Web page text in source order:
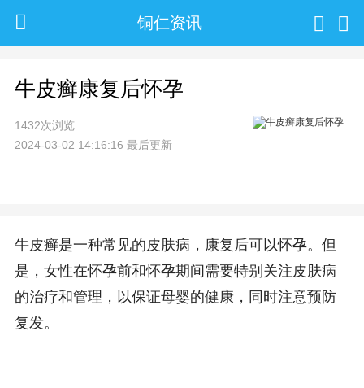
铜仁资讯
牛皮癣康复后怀孕
1432次浏览
2024-03-02 14:16:16 最后更新
牛皮癣是一种常见的皮肤病，康复后可以怀孕。但
是，女性在怀孕前和怀孕期间需要特别关注皮肤病
的治疗和管理，以保证母婴的健康，同时注意预防
复发。